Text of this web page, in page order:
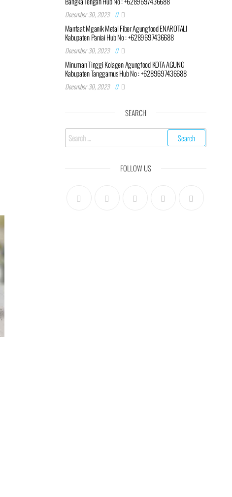
December 30, 2023 0
Manfaat Mganik Metal Fiber Agungfood ENAROTALI
Kabupaten Paniai Hub No : +6289697436688
December 30, 2023 0
Minuman Tinggi Kolagen Agungfood KOTA AGUNG
Kabupaten Tanggamus Hub No : +6289697436688
December 30, 2023 0
SEARCH
Search
for:
FOLLOW US